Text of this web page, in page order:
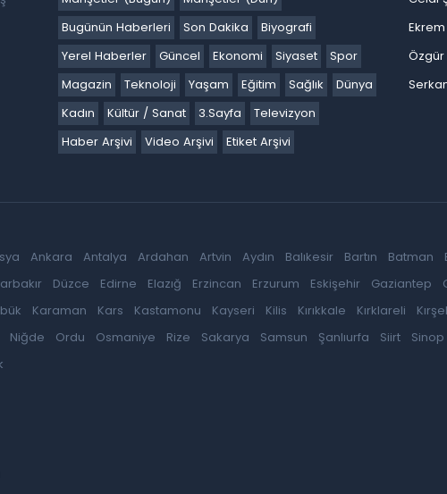
Bugünün Haberleri
Son Dakika
Biyografi
Yerel Haberler
Güncel Ekonomi Siyaset
Spor
Magazin
Teknoloji Yaşam Eğitim Sağlık
Dünya
Kadın
Kültür / Sanat 3.Sayfa
Televizyon
Haber Arşivi
Video Arşivi Etiket Arşivi
Özgür
Ankara Antalya Ardahan Artvin Aydın Balıkesir Bartın Batman
Düzce Edirne Elazığ Erzincan Erzurum Eskişehir Gaziantep
Karaman Kars Kastamonu Kayseri Kilis Kırıkkale Kırklareli
Niğde Ordu Osmaniye Rize Sakarya Samsun Şanlıurfa Siirt Sinop